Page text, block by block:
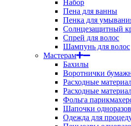
Набор
Пена для ванны
Пенка для
Солнцезащитный
Спрей для волос
Шампунь для волос
Мастерам
Бахилы
Воротнички
Расходные
Расходные
Фольга
Шапочки
Одежда для